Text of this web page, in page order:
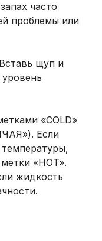
часто
проблемы или
щуп и
«COLD»
Если
«HOT».
жидкость